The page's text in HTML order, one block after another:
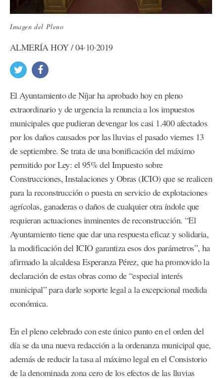
Imagen del Pleno
ALMERÍA HOY / 04·10·2019
El Ayuntamiento de Níjar ha aprobado hoy en pleno
extraordinario y de urgencia la renuncia a los impuestos
municipales que pudieran devengar los casi 1.400 afectados
por los daños causados por las lluvias el pasado viernes 13
de septiembre. Se trata de una bonificación del máximo
permitido por Ley: el 95% del Impuesto sobre
Construcciones, Instalaciones y Obras (ICIO) que se realicen
para la reconstrucción o puesta en servicio de explotaciones
agrícolas, ganaderas o daños de cualquier otra índole que
requieran actuaciones inminentes de reconstrucción. “El
Ayuntamiento tiene que dar una respuesta eficaz y solidaria,
la modificación del ICIO garantiza esos dos parámetros”, ha
afirmado la alcaldesa Esperanza Pérez, que ha promovido la
declaración de estas obras como de “especial interés
municipal” para darle soporte legal a la excepcional medida
económica.
En el pleno celebrado con este único punto en el orden del
día se da una nueva redacción a la ordenanza municipal que,
además de reducir la tasa al máximo legal en el Consistorio
de la denominada zona cero de los efectos de las lluvias